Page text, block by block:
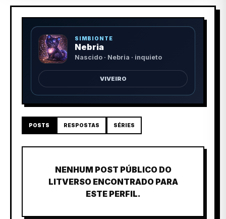
SIMBIONTE
Nebria
Nascido · Nebria · inquieto
VIVEIRO
POSTS RESPOSTAS SÉRIES
NENHUM POST PÚBLICO DO
LITVERSO ENCONTRADO PARA
ESTE PERFIL.